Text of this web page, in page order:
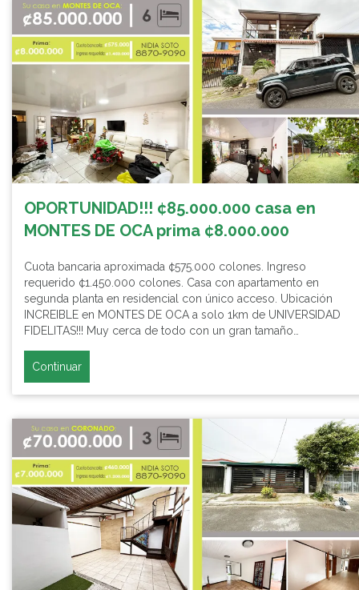
OPORTUNIDAD!!! ¢85.000.000 casa en
MONTES DE OCA prima ¢8.000.000
Cuota bancaria aproximada ¢575.000 colones. Ingreso
requerido ¢1.450.000 colones. Casa con apartamento en
segunda planta en residencial con único acceso. Ubicación
INCREIBLE en MONTES DE OCA a solo 1km de UNIVERSIDAD
FIDELITAS!!! Muy cerca de todo con un gran tamaño…
Continuar